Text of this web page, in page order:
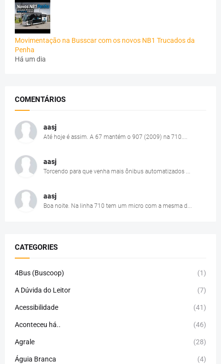
Movimentação na Busscar com os novos NB1 Trucados da
Penha
Há um dia
COMENTÁRIOS
aasj
Até hoje é assim. A 67 mantém o 907 (2009) na 710....
aasj
Torcendo para que venha mais ônibus automatizados ...
aasj
Boa noite. Na linha 710 tem um micro com a mesma d...
CATEGORIES
4Bus (Buscoop) (1)
A Dúvida do Leitor (7)
Acessibilidade (41)
Aconteceu há.. (46)
Agrale (28)
Águia Branca (4)